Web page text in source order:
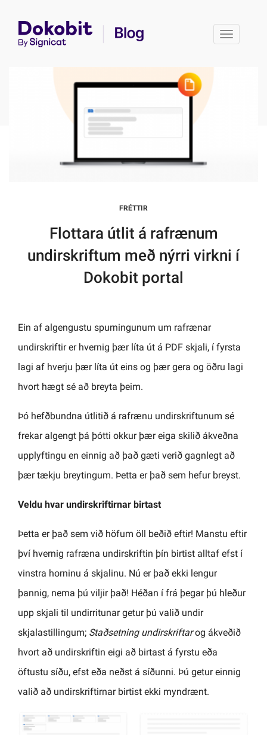
Toggle
FRÉTTIR
Flottara útlit á rafrænum
undirskriftum með nýrri virkni í
Dokobit portal
Ein af algengustu spurningunum um rafrænar
undirskriftir er hvernig þær líta út á PDF skjali, í fyrsta
lagi af hverju þær líta út eins og þær gera og öðru lagi
hvort hægt sé að breyta þeim.
Þó hefðbundna útlitið á rafrænu undirskriftunum sé
frekar algengt þá þótti okkur þær eiga skilið ákveðna
upplyftingu en einnig að það gæti verið gagnlegt að
þær tækju breytingum. Þetta er það sem hefur breyst.
Veldu hvar undirskriftirnar birtast
Þetta er það sem við höfum öll beðið eftir! Manstu eftir
því hvernig rafræna undirskriftin þín birtist alltaf efst í
vinstra horninu á skjalinu. Nú er það ekki lengur
þannig, nema þú viljir það! Héðan í frá þegar þú hleður
upp skjali til undirritunar getur þú valið undir
skjalastillingum; Staðsetning undirskriftarog ákveðið
hvort að undirskriftin eigi að birtast á fyrstu eða
öftustu síðu, efst eða neðst á síðunni. Þú getur einnig
valið að undirskriftirnar birtist ekki myndrænt.